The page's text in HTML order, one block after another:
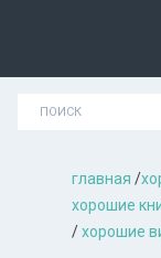
главная /
хорошие
/хорошие